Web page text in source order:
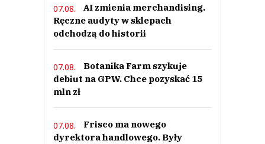
07.08.
AI zmienia merchandising.
Ręczne audyty w sklepach
odchodzą do historii
07.08.
Botanika Farm szykuje
debiut na GPW. Chce pozyskać 15
mln zł
07.08.
Frisco ma nowego
dyrektora handlowego. Były